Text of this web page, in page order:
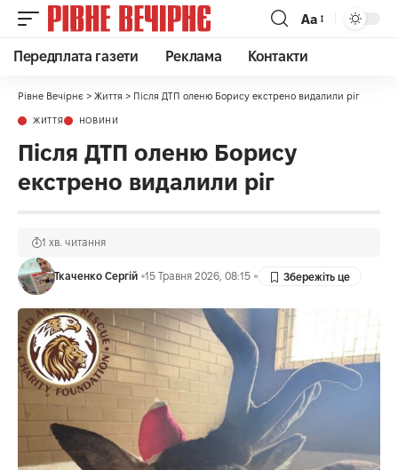
Аа
Передплата газети Реклама Контакти
Рівне Вечірнє > Життя > Після ДТП оленю Борису екстрено видалили ріг
ЖИТТЯ НОВИНИ
Після ДТП оленю Борису
екстрено видалили ріг
Ткаченко Сергій 15 Травня 2026, 08:15
1 хв. читання